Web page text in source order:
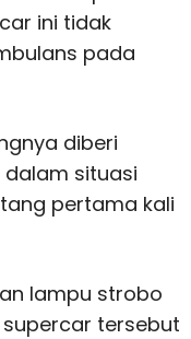
ini tidak
pada
diberi
dalam situasi
pertama kali
lampu strobo
tersebut